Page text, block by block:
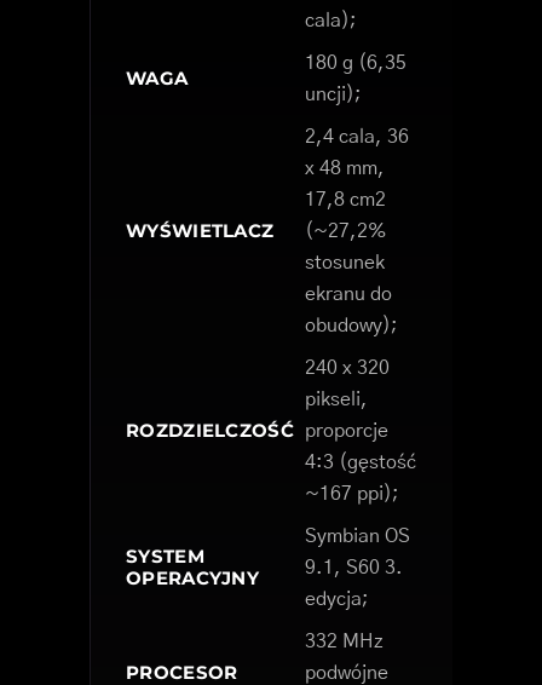
cala);
WAGA
180 g (6,35
uncji);
WYŚWIETLACZ
2,4 cala, 36
x 48 mm,
17,8 cm2
(~27,2%
stosunek
ekranu do
obudowy);
ROZDZIELCZOŚĆ
240 x 320
pikseli,
proporcje
4:3 (gęstość
~167 ppi);
SYSTEM
OPERACYJNY
Symbian OS
9.1, S60 3.
edycja;
PROCESOR
332 MHz
podwójne